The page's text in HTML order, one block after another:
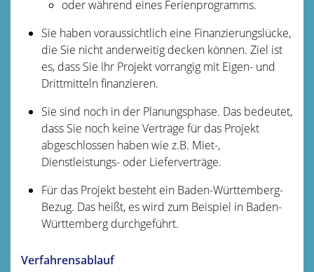
oder während eines Ferienprogramms.
Sie haben voraussichtlich eine Finanzierungslücke,
die Sie nicht anderweitig decken können. Ziel ist
es, dass Sie Ihr Projekt vorrangig mit Eigen- und
Drittmitteln finanzieren.
Sie sind noch in der Planungsphase. Das bedeutet,
dass Sie noch keine Verträge für das Projekt
abgeschlossen habenwie z.B. Miet-,
Dienstleistungs- oder Lieferverträge.
Für das Projekt besteht ein Baden-Württemberg-
Bezug. Das heißt, es wird zum Beispiel in Baden-
Württemberg durchgeführt.
Verfahrensablauf